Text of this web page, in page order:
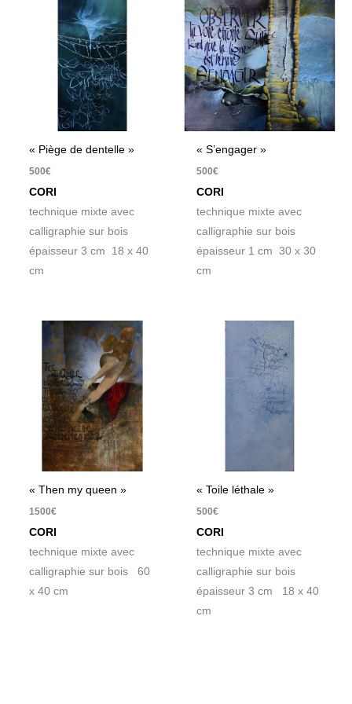
« Piège de dentelle »
500€
CORI
technique mixte avec
calligraphie sur bois
épaisseur 3 cm 18 x 40
cm
« S’engager »
500€
CORI
technique mixte avec
calligraphie sur bois
épaisseur 1 cm 30 x 30
cm
« Then my queen »
1500€
CORI
technique mixte avec
calligraphie sur bois 60
x 40 cm
« Toile léthale »
500€
CORI
technique mixte avec
calligraphie sur bois
épaisseur 3 cm 18 x 40
cm